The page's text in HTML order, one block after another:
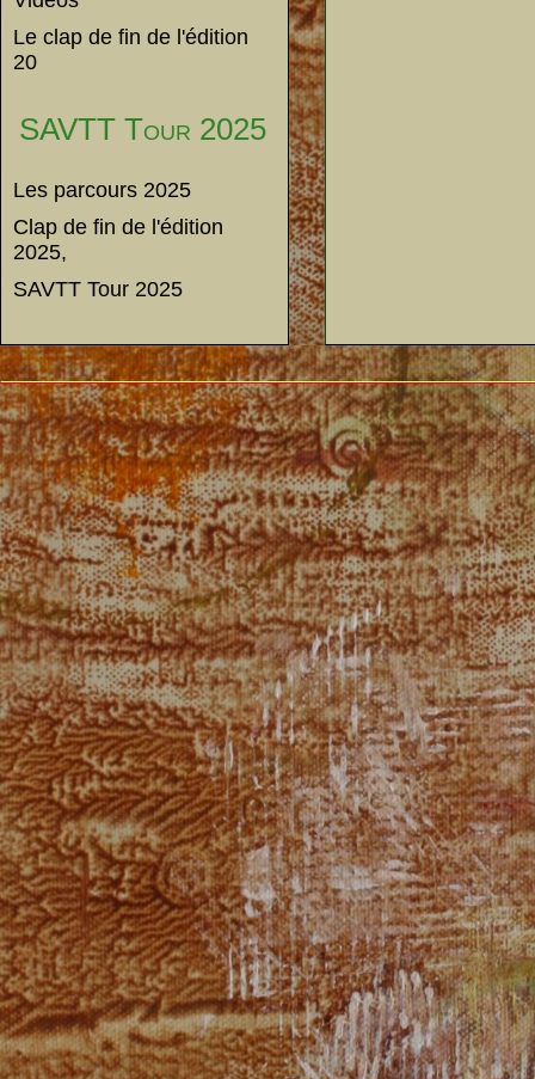
Le clap de fin de l'édition
20
SAVTT Tour 2025
Les parcours 2025
Clap de fin de l'édition
2025,
SAVTT Tour 2025